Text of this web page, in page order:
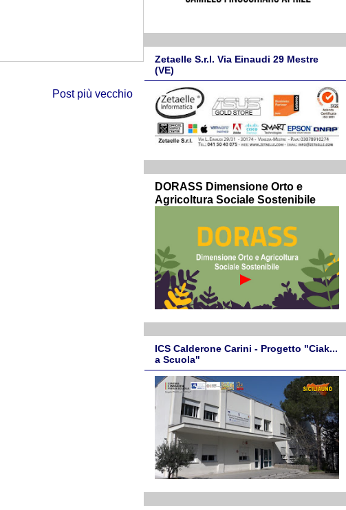
Post più vecchio
Zetaelle S.r.l. Via Einaudi 29 Mestre
(VE)
DORASS Dimensione Orto e
Agricoltura Sociale Sostenibile
ICS Calderone Carini - Progetto "Ciak...
a Scuola"